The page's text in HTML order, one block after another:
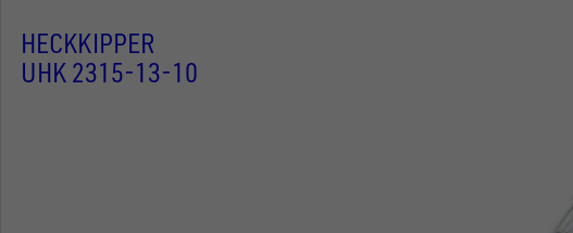
HECKKIPPER
UHK 2315-13-10